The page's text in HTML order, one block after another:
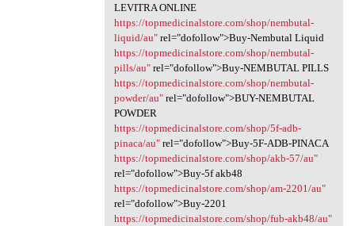
LEVITRA ONLINE
https://topmedicinalstore.com/shop/nembutal-
liquid/au"rel="dofollow">Buy-Nembutal Liquid
https://topmedicinalstore.com/shop/nembutal-
pills/au"rel="dofollow">Buy-NEMBUTAL PILLS
https://topmedicinalstore.com/shop/nembutal-
powder/au"rel="dofollow">BUY-NEMBUTAL
POWDER
https://topmedicinalstore.com/shop/5f-adb-
pinaca/au"rel="dofollow">Buy-5F-ADB-PINACA
https://topmedicinalstore.com/shop/akb-57/au"
rel="dofollow">Buy-5f akb48
https://topmedicinalstore.com/shop/am-2201/au"
rel="dofollow">Buy-2201
https://topmedicinalstore.com/shop/fub-akb48/au"